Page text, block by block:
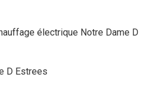
électrique Notre Dame D
D Estrees